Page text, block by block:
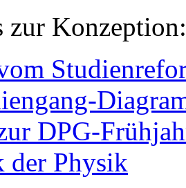
zur Konzeption:
DPG-
der Physik